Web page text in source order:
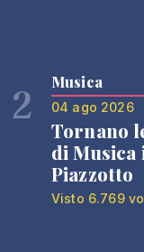
2 Musica
04 ago 2026
Tornano
di Musica
Piazzotto
Visto 6.769